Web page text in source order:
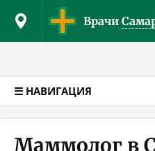
Врачи
☰ НАВИГАЦИЯ
Маммолог в